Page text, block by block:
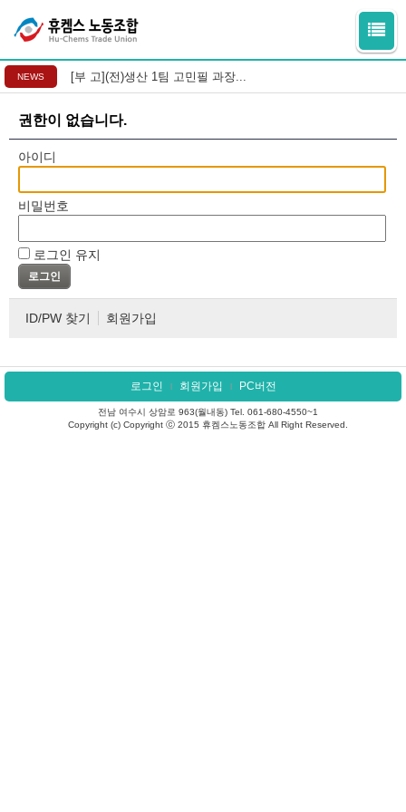
NEWS [부 고](전)생산 1팀 고민필 과장...
권한이 없습니다.
아이디
비밀번호
로그인 유지
ID/PW 찾기 회원가입
로그인 l 회원가입 l PC버전
전남 여수시 상암로 963(월내동) Tel. 061-680-4550~1
Copyright (c) Copyright ⓒ 2015 휴켐스노동조합 All Right Reserved.